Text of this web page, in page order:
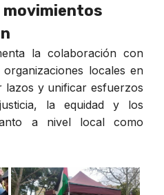
la colaboración con
locales en
y unificar esfuerzos
la equidad y los
a nivel local como